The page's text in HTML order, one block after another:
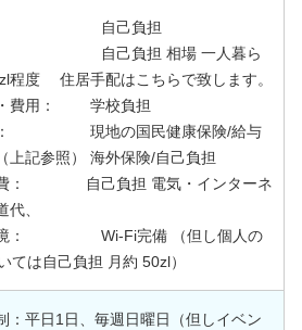
： 自己負担
自己負担 相場 一人暮ら
程度 住居手配はこちらで致します。
・費用： 学校負担
： 現地の国民健康保険/給与
上記参照） 海外保険/自己負担
費： 自己負担 電気・インターネ
代、
境： Wi-Fi完備 （但し個人の
ては自己負担 月約 50zl）
：平日1日、毎週日曜日（但しイベン